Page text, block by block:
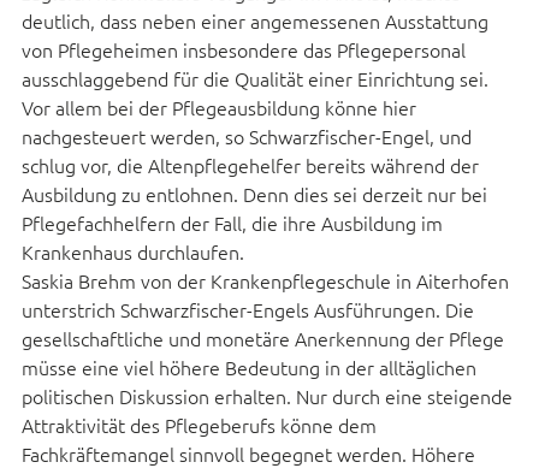
deutlich, dass neben einer angemessenen Ausstattung
von Pflegeheimen insbesondere das Pflegepersonal
ausschlaggebend für die Qualität einer Einrichtung sei.
Vor allem bei der Pflegeausbildung könne hier
nachgesteuert werden, so Schwarzfischer-Engel, und
schlug vor, die Altenpflegehelfer bereits während der
Ausbildung zu entlohnen. Denn dies sei derzeit nur bei
Pflegefachhelfern der Fall, die ihre Ausbildung im
Krankenhaus durchlaufen.
Saskia Brehm von der Krankenpflegeschule in Aiterhofen
unterstrich Schwarzfischer-Engels Ausführungen. Die
gesellschaftliche und monetäre Anerkennung der Pflege
müsse eine viel höhere Bedeutung in der alltäglichen
politischen Diskussion erhalten. Nur durch eine steigende
Attraktivität des Pflegeberufs könne dem
Fachkräftemangel sinnvoll begegnet werden. Höhere